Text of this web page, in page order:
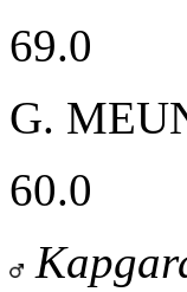
69.0
G.
60.0